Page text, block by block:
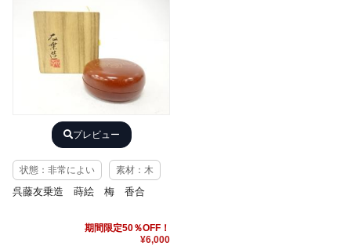
プレビュー
状態：非常によい 素材：木
呉藤友乗造 蒔絵 梅 香合
期間限定50％OFF！
¥6,000